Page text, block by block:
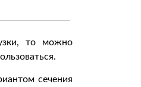
то можно
сечения